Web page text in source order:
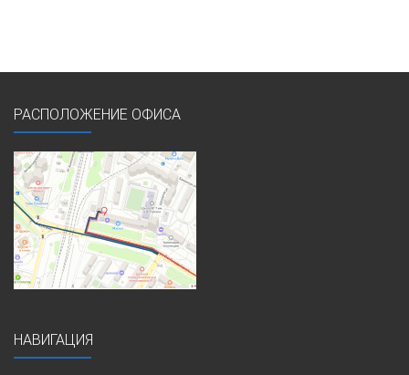
РАСПОЛОЖЕНИЕ ОФИСА
НАВИГАЦИЯ